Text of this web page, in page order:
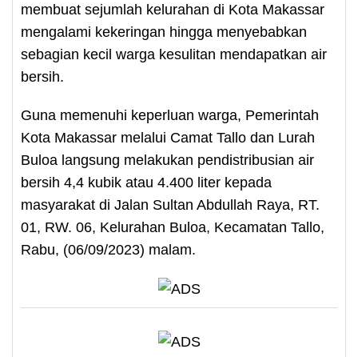
membuat sejumlah kelurahan di Kota Makassar
mengalami kekeringan hingga menyebabkan
sebagian kecil warga kesulitan mendapatkan air
bersih.
Guna memenuhi keperluan warga, Pemerintah
Kota Makassar melalui Camat Tallo dan Lurah
Buloa langsung melakukan pendistribusian air
bersih 4,4 kubik atau 4.400 liter kepada
masyarakat di Jalan Sultan Abdullah Raya, RT.
01, RW. 06, Kelurahan Buloa, Kecamatan Tallo,
Rabu, (06/09/2023) malam.